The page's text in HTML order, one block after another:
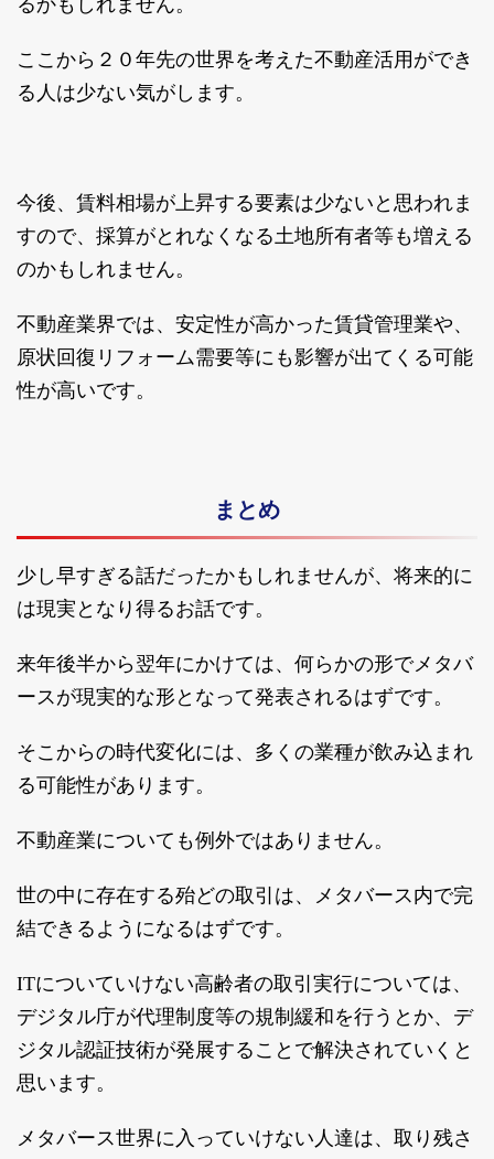
るかもしれません。
ここから２０年先の世界を考えた不動産活用ができ
る人は少ない気がします。
今後、賃料相場が上昇する要素は少ないと思われま
すので、採算がとれなくなる土地所有者等も増える
のかもしれません。
不動産業界では、安定性が高かった賃貸管理業や、
原状回復リフォーム需要等にも影響が出てくる可能
性が高いです。
まとめ
少し早すぎる話だったかもしれませんが、将来的に
は現実となり得るお話です。
来年後半から翌年にかけては、何らかの形でメタバ
ースが現実的な形となって発表されるはずです。
そこからの時代変化には、多くの業種が飲み込まれ
る可能性があります。
不動産業についても例外ではありません。
世の中に存在する殆どの取引は、メタバース内で完
結できるようになるはずです。
ITについていけない高齢者の取引実行については、
デジタル庁が代理制度等の規制緩和を行うとか、デ
ジタル認証技術が発展することで解決されていくと
思います。
メタバース世界に入っていけない人達は、取り残さ